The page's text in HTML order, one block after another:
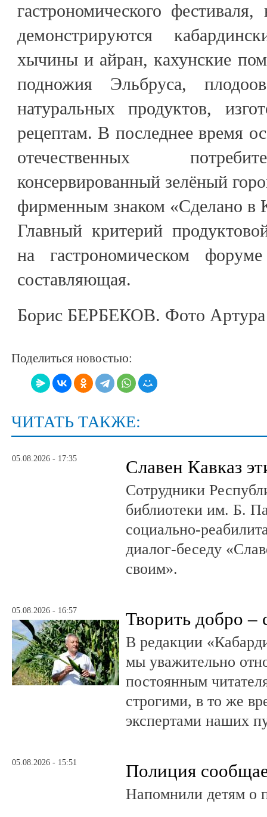
гастрономического
демонстрируются
хычины и айран, кахунские
подножия Эльбруса,
натуральных продуктов,
рецептам. В последнее время
отечественных
консервированный зелёный
фирменным знаком «Сделано в
Главный критерий
на гастрономическом
составляющая.
Борис БЕРБЕКОВ. Фото Артура
Поделиться новостью:
ЧИТАТЬ ТАКЖЕ:
05.08.2026 - 17:35 Славен Кавказ
Сотрудники
библиотеки им. Б.
социально-
диалог-беседу
своим».
05.08.2026 - 16:57 Творить добро –
В редакции
мы уважительно
постоянным
строгими, в то же
экспертами наших
05.08.2026 - 15:51 Полиция
Напомнили детям о